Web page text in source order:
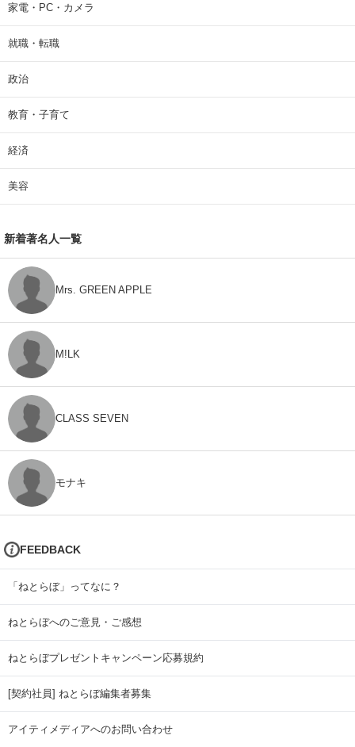
家電・PC・カメラ
就職・転職
政治
教育・子育て
経済
美容
新着著名人一覧
Mrs. GREEN APPLE
M!LK
CLASS SEVEN
モナキ
FEEDBACK
「ねとらぼ」ってなに？
ねとらぼへのご意見・ご感想
ねとらぼプレゼントキャンペーン応募規約
[契約社員] ねとらぼ編集者募集
アイティメディアへのお問い合わせ